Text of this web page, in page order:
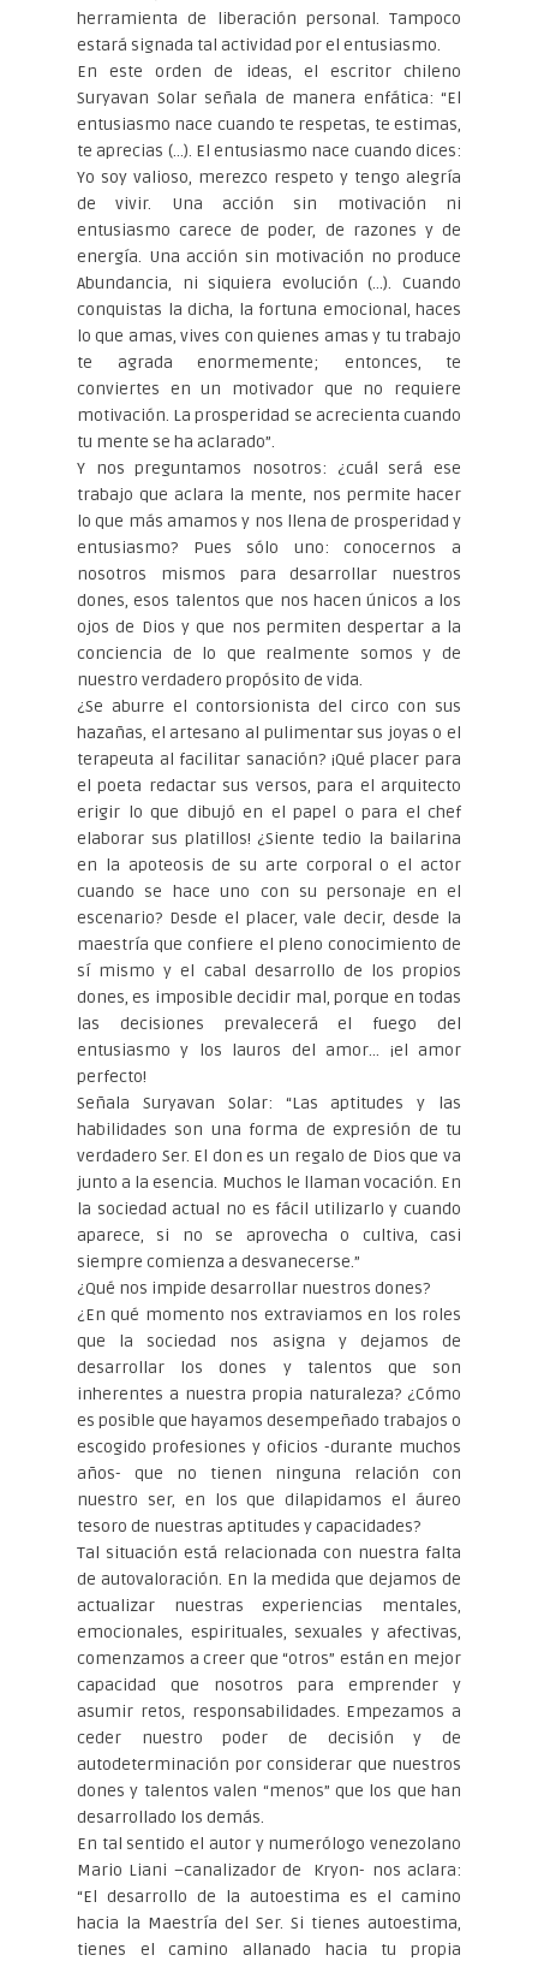
herramienta de liberación personal. Tampoco
estará signada tal actividad por el entusiasmo.
En este orden de ideas, el escritor chileno
Suryavan Solar señala de manera enfática: “El
entusiasmo nace cuando te respetas, te estimas,
te aprecias (…). El entusiasmo nace cuando dices:
Yo soy valioso, merezco respeto y tengo alegría
de vivir. Una acción sin motivación ni
entusiasmo carece de poder, de razones y de
energía. Una acción sin motivación no produce
Abundancia, ni siquiera evolución (…). Cuando
conquistas la dicha, la fortuna emocional, haces
lo que amas, vives con quienes amas y tu trabajo
te agrada enormemente; entonces, te
conviertes en un motivador que no requiere
motivación. La prosperidad se acrecienta cuando
tu mente se ha aclarado”.
Y nos preguntamos nosotros: ¿cuál será ese
trabajo que aclara la mente, nos permite hacer
lo que más amamos y nos llena de prosperidad y
entusiasmo? Pues sólo uno: conocernos a
nosotros mismos para desarrollar nuestros
dones, esos talentos que nos hacen únicos a los
ojos de Dios y que nos permiten despertar a la
conciencia de lo que realmente somos y de
nuestro verdadero propósito de vida.
¿Se aburre el contorsionista del circo con sus
hazañas, el artesano al pulimentar sus joyas o el
terapeuta al facilitar sanación? ¡Qué placer para
el poeta redactar sus versos, para el arquitecto
erigir lo que dibujó en el papel o para el chef
elaborar sus platillos! ¿Siente tedio la bailarina
en la apoteosis de su arte corporal o el actor
cuando se hace uno con su personaje en el
escenario? Desde el placer, vale decir, desde la
maestría que confiere el pleno conocimiento de
sí mismo y el cabal desarrollo de los propios
dones, es imposible decidir mal, porque en todas
las decisiones prevalecerá el fuego del
entusiasmo y los lauros del amor… ¡el amor
perfecto!
Señala Suryavan Solar: “Las aptitudes y las
habilidades son una forma de expresión de tu
verdadero Ser. El don es un regalo de Dios que va
junto a la esencia. Muchos le llaman vocación. En
la sociedad actual no es fácil utilizarlo y cuando
aparece, si no se aprovecha o cultiva, casi
siempre comienza a desvanecerse.”
¿Qué nos impide desarrollar nuestros dones?
¿En qué momento nos extraviamos en los roles
que la sociedad nos asigna y dejamos de
desarrollar los dones y talentos que son
inherentes a nuestra propia naturaleza? ¿Cómo
es posible que hayamos desempeñado trabajos o
escogido profesiones y oficios -durante muchos
años- que no tienen ninguna relación con
nuestro ser, en los que dilapidamos el áureo
tesoro de nuestras aptitudes y capacidades?
Tal situación está relacionada con nuestra falta
de autovaloración. En la medida que dejamos de
actualizar nuestras experiencias mentales,
emocionales, espirituales, sexuales y afectivas,
comenzamos a creer que “otros” están en mejor
capacidad que nosotros para emprender y
asumir retos, responsabilidades. Empezamos a
ceder nuestro poder de decisión y de
autodeterminación por considerar que nuestros
dones y talentos valen “menos” que los que han
desarrollado los demás.
En tal sentido el autor y numerólogo venezolano
Mario Liani –canalizador de Kryon- nos aclara:
“El desarrollo de la autoestima es el camino
hacia la Maestría del Ser. Si tienes autoestima,
tienes el camino allanado hacia tu propia